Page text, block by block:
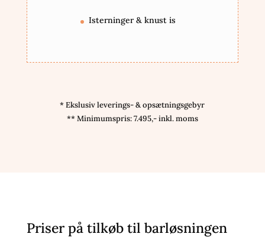
Isterninger & knust is
* Ekslusiv leverings- & opsætningsgebyr
** Minimumspris: 7.495,- inkl. moms
Priser på tilkøb til barløsningen